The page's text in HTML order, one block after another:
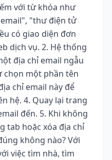
với từ khóa như
"thư điện tử
có giao diện đơn
dịch vụ. 2. Hệ thống
địa chỉ email ngẫu
chọn một phần tên
chỉ email này để
hệ. 4. Quay lại trang
đến. 5. Khi không
tab hoặc xóa địa chỉ
không nào? Với
việc tìm nhà, tìm